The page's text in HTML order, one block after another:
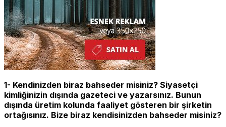
1- Kendinizden biraz bahseder misiniz? Siyasetçi
kimliğinizin dışında gazeteci ve yazarsınız. Bunun
dışında üretim kolunda faaliyet gösteren bir şirketin
ortağısınız. Bize biraz kendisinizden bahseder misiniz?